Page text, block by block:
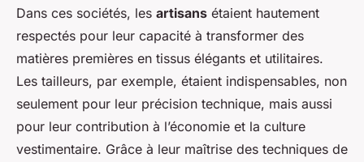
Dans ces sociétés, les artisans étaient hautement
respectés pour leur capacité à transformer des
matières premières en tissus élégants et utilitaires.
Les tailleurs, par exemple, étaient indispensables, non
seulement pour leur précision technique, mais aussi
pour leur contribution à l’économie et la culture
vestimentaire. Grâce à leur maîtrise des techniques de